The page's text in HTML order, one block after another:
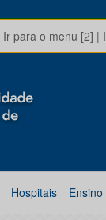
Ir para o menu [2] |
Hospitais Ensino